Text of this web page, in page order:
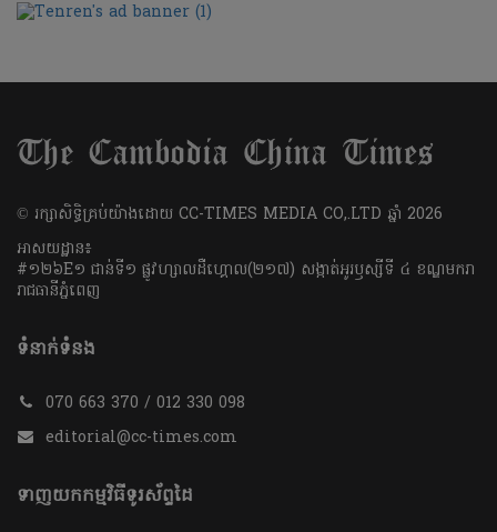
​© រក្សា​សិទ្ធិ​គ្រប់​យ៉ាង​ដោយ​ CC-TIMES MEDIA CO,.LTD ឆ្នាំ​ 2026
អាសយដ្ឋាន៖
#១២៦E១ ជាន់ទី១ ផ្លូវហ្សាលដឺហ្គោល(២១៧) សង្កាត់អូរឫស្សីទី ៤ ខណ្ឌមករា
រាជធានីភ្នំពេញ
ទំនាក់ទំនង
070 663 370 / 012 330 098
editorial@cc-times.com
ទាញយកកម្មវិធីទូរស័ព្ទដៃ